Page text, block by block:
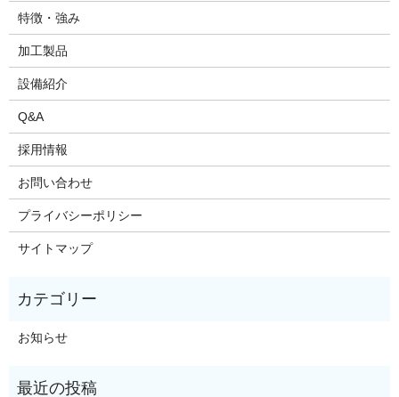
特徴・強み
加工製品
設備紹介
Q&A
採用情報
お問い合わせ
プライバシーポリシー
サイトマップ
お知らせ